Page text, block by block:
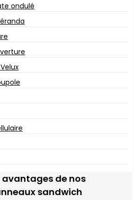
ondulé
avantages de nos
sandwich